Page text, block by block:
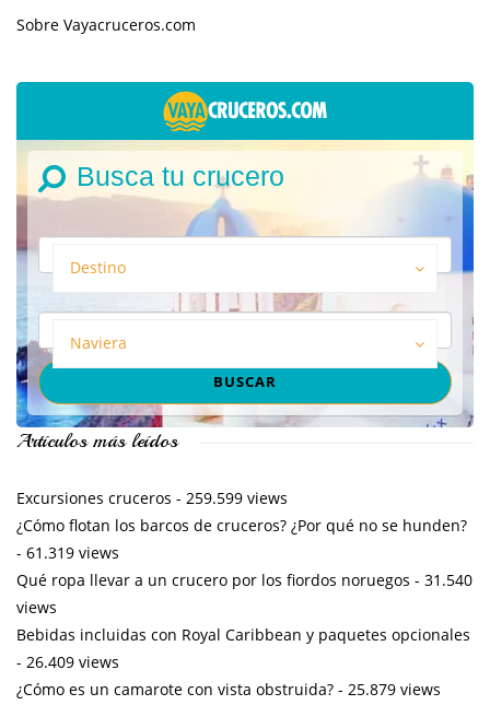
Sobre Vayacruceros.com
Busca tu crucero
Destino
Naviera
Artículos más leídos
Excursiones cruceros - 259.599 views
¿Cómo flotan los barcos de cruceros? ¿Por qué no se hunden?
- 61.319 views
Qué ropa llevar a un crucero por los fiordos noruegos - 31.540
views
Bebidas incluidas con Royal Caribbean y paquetes opcionales
- 26.409 views
¿Cómo es un camarote con vista obstruida? - 25.879 views